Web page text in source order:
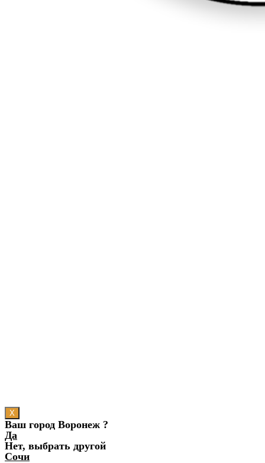
X
Ваш город Воронеж ?
Да
Нет, выбрать другой
Сочи